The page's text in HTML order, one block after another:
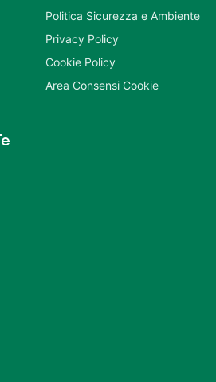
Politica Sicurezza e Ambiente
Privacy Policy
Cookie Policy
Area Consensi Cookie